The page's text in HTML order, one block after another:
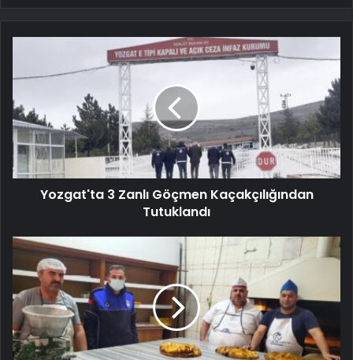
Yozgat'ta 3 Zanlı Göçmen Kaçakçılığından
Tutuklandı